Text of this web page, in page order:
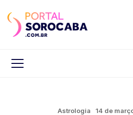
Astrologia 14 de